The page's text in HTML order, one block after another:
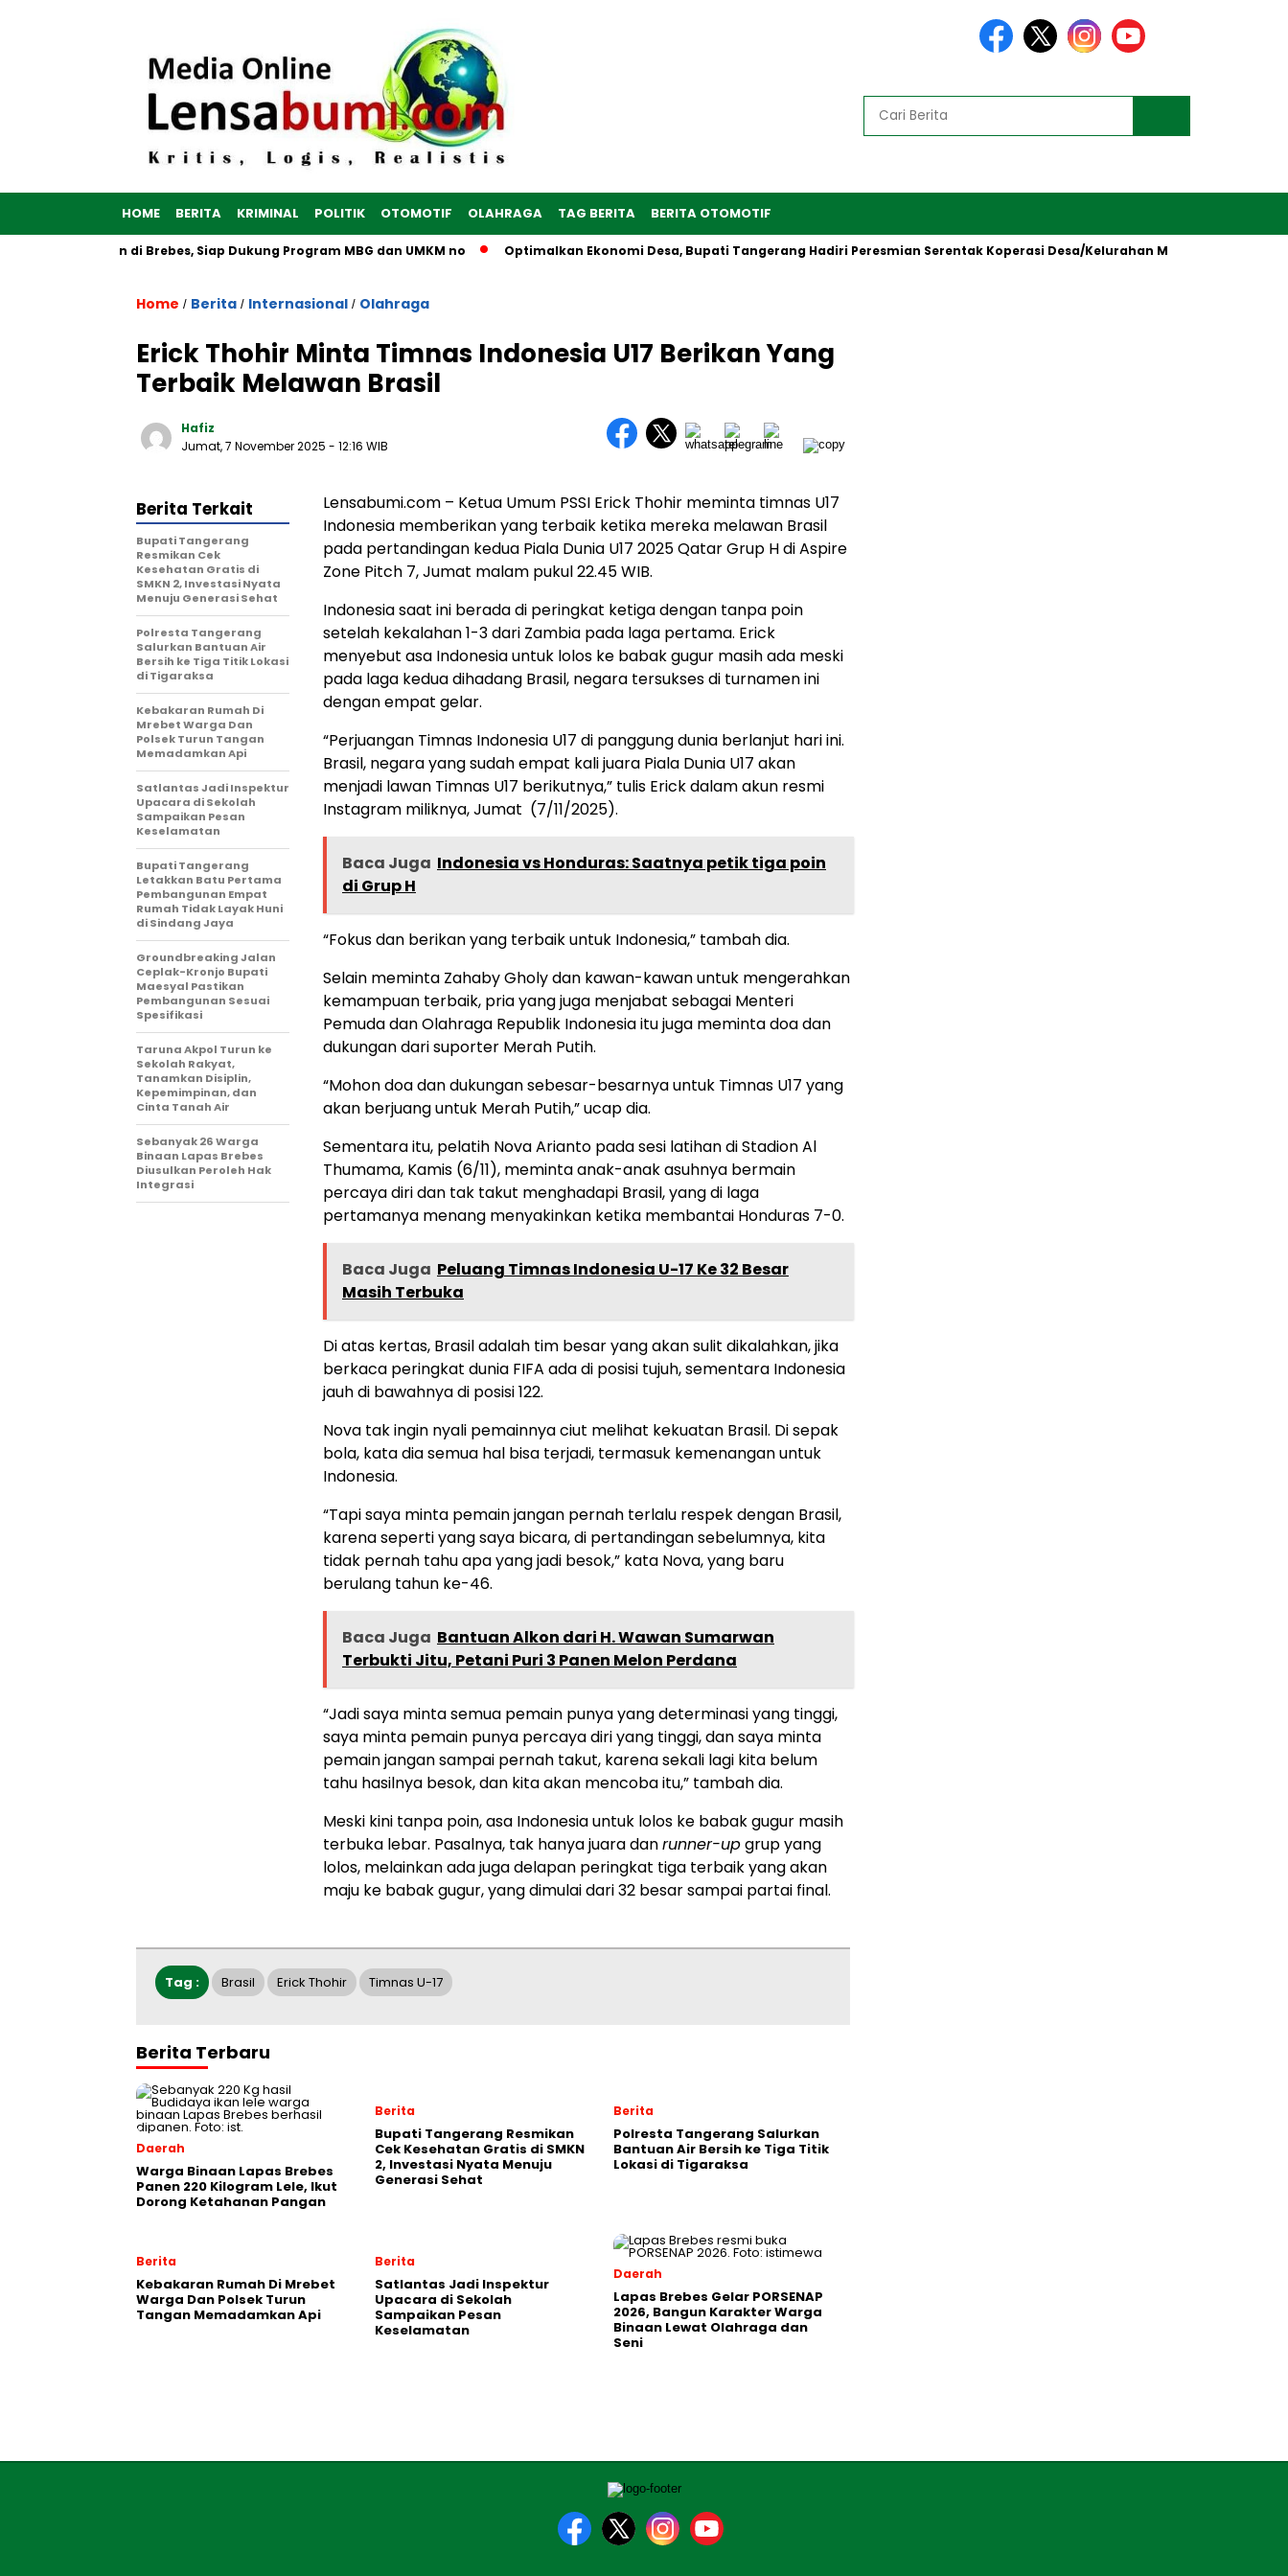
HOME BERITA KRIMINAL POLITIK OTOMOTIF OLAHRAGA TAG BERITA BERITA OTOMOTIF
Dibangun di Brebes, Siap Dukung Program MBG dan UMKM no Optimalkan Ekonomi Desa, Bupati Tangerang Hadiri Peresmian Serentak Koperasi Desa/Kelurahan Merah Putih oleh
Home / Berita / Internasional / Olahraga
Erick Thohir Minta Timnas Indonesia U17 Berikan Yang
Terbaik Melawan Brasil
Hafiz
Jumat, 7 November 2025 - 12:16 WIB
Lensabumi.com – Ketua Umum PSSI Erick Thohir meminta timnas U17
Indonesia memberikan yang terbaik ketika mereka melawan Brasil
pada pertandingan kedua Piala Dunia U17 2025 Qatar Grup H di Aspire
Zone Pitch 7, Jumat malam pukul 22.45 WIB.
Indonesia saat ini berada di peringkat ketiga dengan tanpa poin
setelah kekalahan 1-3 dari Zambia pada laga pertama. Erick
menyebut asa Indonesia untuk lolos ke babak gugur masih ada meski
pada laga kedua dihadang Brasil, negara tersukses di turnamen ini
dengan empat gelar.
“Perjuangan Timnas Indonesia U17 di panggung dunia berlanjut hari ini.
Brasil, negara yang sudah empat kali juara Piala Dunia U17 akan
menjadi lawan Timnas U17 berikutnya,” tulis Erick dalam akun resmi
Instagram miliknya, Jumat (7/11/2025).
Baca Juga Indonesia vs Honduras: Saatnya petik tiga poin
di Grup H
“Fokus dan berikan yang terbaik untuk Indonesia,” tambah dia.
Selain meminta Zahaby Gholy dan kawan-kawan untuk mengerahkan
kemampuan terbaik, pria yang juga menjabat sebagai Menteri
Pemuda dan Olahraga Republik Indonesia itu juga meminta doa dan
dukungan dari suporter Merah Putih.
“Mohon doa dan dukungan sebesar-besarnya untuk Timnas U17 yang
akan berjuang untuk Merah Putih,” ucap dia.
Sementara itu, pelatih Nova Arianto pada sesi latihan di Stadion Al
Thumama, Kamis (6/11), meminta anak-anak asuhnya bermain
percaya diri dan tak takut menghadapi Brasil, yang di laga
pertamanya menang menyakinkan ketika membantai Honduras 7-0.
Baca Juga Peluang Timnas Indonesia U-17 Ke 32 Besar
Masih Terbuka
Di atas kertas, Brasil adalah tim besar yang akan sulit dikalahkan, jika
berkaca peringkat dunia FIFA ada di posisi tujuh, sementara Indonesia
jauh di bawahnya di posisi 122.
Nova tak ingin nyali pemainnya ciut melihat kekuatan Brasil. Di sepak
bola, kata dia semua hal bisa terjadi, termasuk kemenangan untuk
Indonesia.
“Tapi saya minta pemain jangan pernah terlalu respek dengan Brasil,
karena seperti yang saya bicara, di pertandingan sebelumnya, kita
tidak pernah tahu apa yang jadi besok,” kata Nova, yang baru
berulang tahun ke-46.
Baca Juga Bantuan Alkon dari H. Wawan Sumarwan
Terbukti Jitu, Petani Puri 3 Panen Melon Perdana
“Jadi saya minta semua pemain punya yang determinasi yang tinggi,
saya minta pemain punya percaya diri yang tinggi, dan saya minta
pemain jangan sampai pernah takut, karena sekali lagi kita belum
tahu hasilnya besok, dan kita akan mencoba itu,” tambah dia.
Meski kini tanpa poin, asa Indonesia untuk lolos ke babak gugur masih
terbuka lebar. Pasalnya, tak hanya juara danrunner-upgrup yang
lolos, melainkan ada juga delapan peringkat tiga terbaik yang akan
maju ke babak gugur, yang dimulai dari 32 besar sampai partai final.
Berita Terkait
‎Bupati Tangerang
Resmikan Cek
Kesehatan Gratis di
SMKN 2, Investasi Nyata
Menuju Generasi Sehat
Polresta Tangerang
Salurkan Bantuan Air
Bersih ke Tiga Titik Lokasi
di Tigaraksa
Kebakaran Rumah Di
Mrebet Warga Dan
Polsek Turun Tangan
Memadamkan Api
Satlantas Jadi Inspektur
Upacara di Sekolah
Sampaikan Pesan
Keselamatan
Bupati Tangerang
Letakkan Batu Pertama
Pembangunan Empat
Rumah Tidak Layak Huni
di Sindang Jaya
Groundbreaking Jalan
Ceplak-Kronjo Bupati
Maesyal Pastikan
Pembangunan Sesuai
Spesifikasi
Taruna Akpol Turun ke
Sekolah Rakyat,
Tanamkan Disiplin,
Kepemimpinan, dan
Cinta Tanah Air
Sebanyak 26 Warga
Binaan Lapas Brebes
Diusulkan Peroleh Hak
Integrasi
Tag : Brasil Erick Thohir Timnas U-17
Berita Terbaru
Daerah
Warga Binaan Lapas Brebes
Panen 220 Kilogram Lele, Ikut
Dorong Ketahanan Pangan
Berita
‎Bupati Tangerang Resmikan
Cek Kesehatan Gratis di SMKN
2, Investasi Nyata Menuju
Generasi Sehat
Berita
Polresta Tangerang Salurkan
Bantuan Air Bersih ke Tiga Titik
Lokasi di Tigaraksa
Berita
Kebakaran Rumah Di Mrebet
Warga Dan Polsek Turun
Tangan Memadamkan Api
Berita
Satlantas Jadi Inspektur
Upacara di Sekolah
Sampaikan Pesan
Keselamatan
Daerah
Lapas Brebes Gelar PORSENAP
2026, Bangun Karakter Warga
Binaan Lewat Olahraga dan
Seni